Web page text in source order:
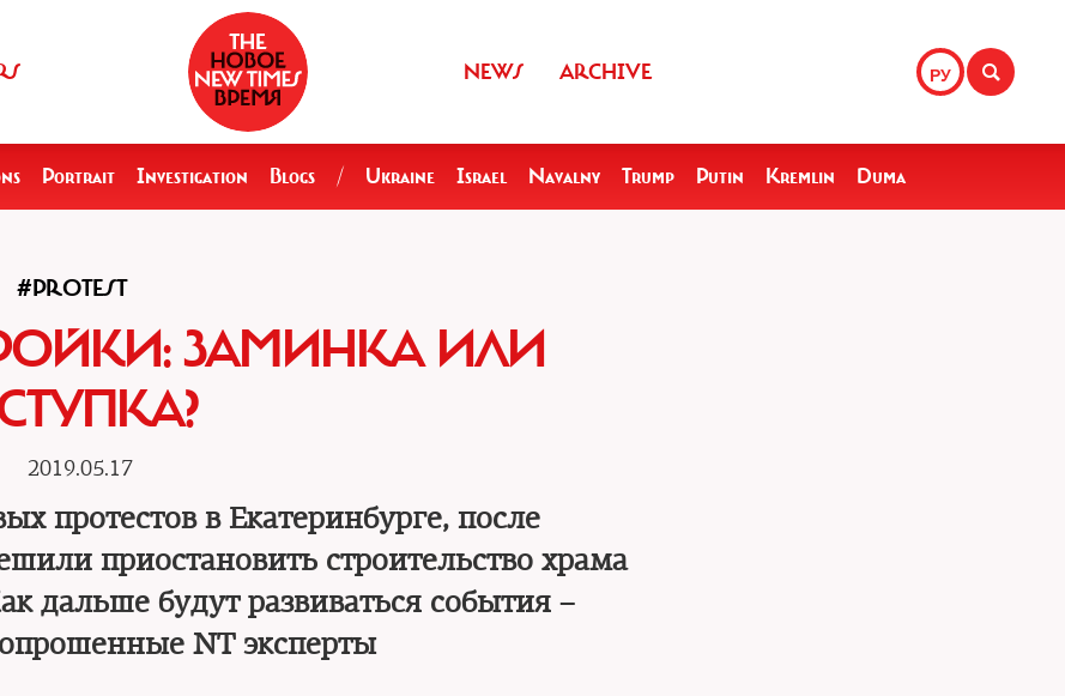
РУ
NEWS ARCHIVE
Portrait Investigation Blogs / Ukraine Israel Navalny Trump Putin Kremlin Duma
#PROTEST
ЗАМИНКА ИЛИ
2019.05.17
протестов в Екатеринбурге, после
приостановить строительство храма
дальше будут развиваться события –
NT эксперты